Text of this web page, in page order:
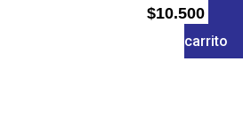
$10.500
carrito